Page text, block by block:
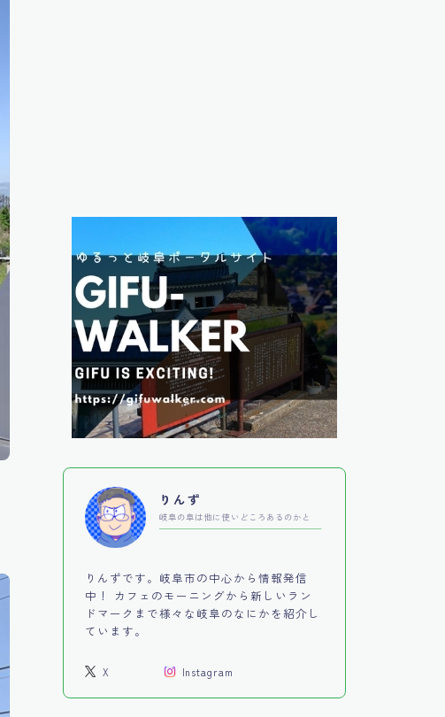
りんず
岐阜の阜は他に使いどころあるのかと
りんずです。岐阜市の中心から情報発信
中！ カフェのモーニングから新しいラン
ドマークまで様々な岐阜のなにかを紹介し
ています。
X Instagram